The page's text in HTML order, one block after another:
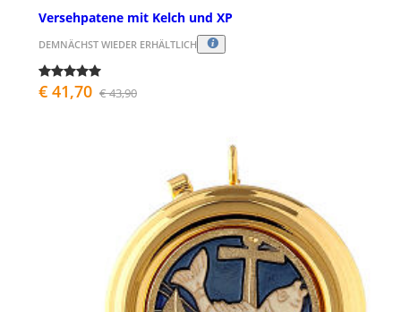
Versehpatene mit Kelch und XP
DEMNÄCHST WIEDER ERHÄLTLICH
€ 41,70 € 43,90